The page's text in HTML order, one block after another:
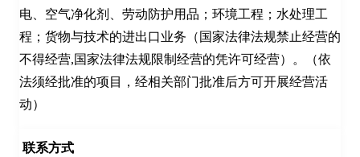
电、空气净化剂、劳动防护用品；环境工程；水处理工
程；货物与技术的进出口业务（国家法律法规禁止经营的
不得经营,国家法律法规限制经营的凭许可经营）。（依
法须经批准的项目，经相关部门批准后方可开展经营活
动）
联系方式